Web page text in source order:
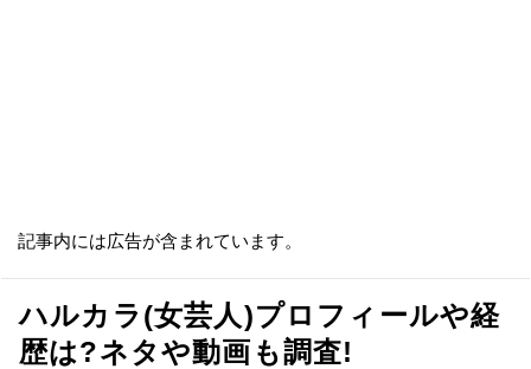
記事内には広告が含まれています。
ハルカラ(女芸人)プロフィールや経
歴は?ネタや動画も調査!